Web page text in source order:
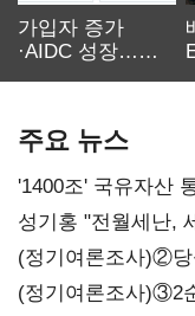
가입자 증가
·AIDC 성장…
주요 뉴스
'1400조' 국유자산
구조혁신
성기홍 "전월세난,
시사
(정기여론조사)②당
(정기여론조사)③2